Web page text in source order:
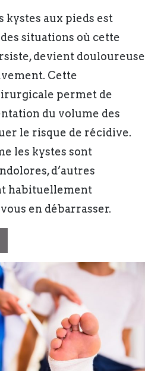
kystes aux pieds est
situations où cette
devient douloureuse
Cette
permet de
du volume des
le risque de récidive.
les kystes sont
d’autres
habituellement
en débarrasser.